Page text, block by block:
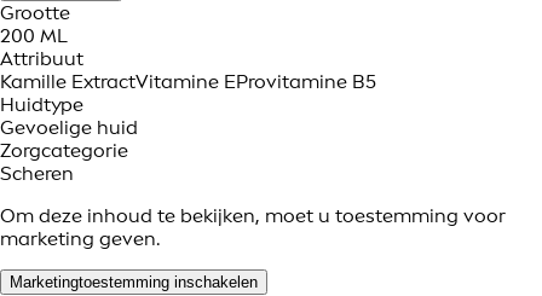
Grootte
200 ML
Attribuut
Kamille ExtractVitamine EProvitamine B5
Huidtype
Gevoelige huid
Zorgcategorie
Scheren
Om deze inhoud te bekijken, moet u toestemming voor
marketing geven.
Marketingtoestemming inschakelen